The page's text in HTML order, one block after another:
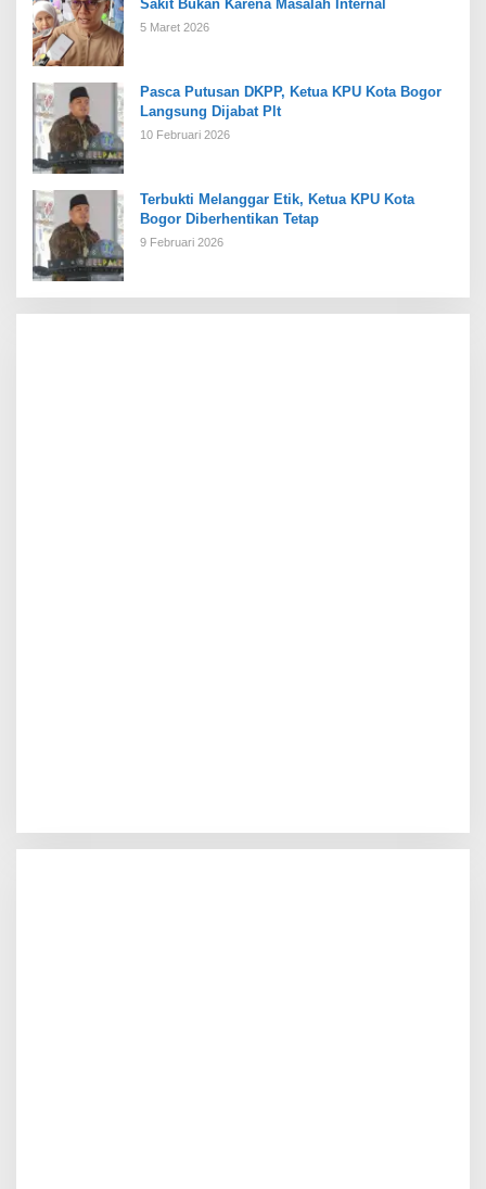
Sakit Bukan Karena Masalah Internal
5 Maret 2026
Pasca Putusan DKPP, Ketua KPU Kota Bogor
Langsung Dijabat Plt
10 Februari 2026
Terbukti Melanggar Etik, Ketua KPU Kota
Bogor Diberhentikan Tetap
9 Februari 2026